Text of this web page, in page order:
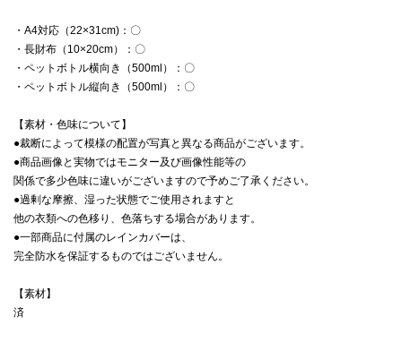
・A4対応（22×31cm)：〇
・長財布（10×20cm）：〇
・ペットボトル横向き（500ml）：〇
・ペットボトル縦向き（500ml）：〇
【素材・色味について】
●裁断によって模様の配置が写真と異なる商品がございます。
●商品画像と実物ではモニター及び画像性能等の
関係で多少色味に違いがございますので予めご了承ください。
●過剰な摩擦、湿った状態でご使用されますと
他の衣類への色移り、色落ちする場合があります。
●一部商品に付属のレインカバーは、
完全防水を保証するものではございません。
【素材】
済